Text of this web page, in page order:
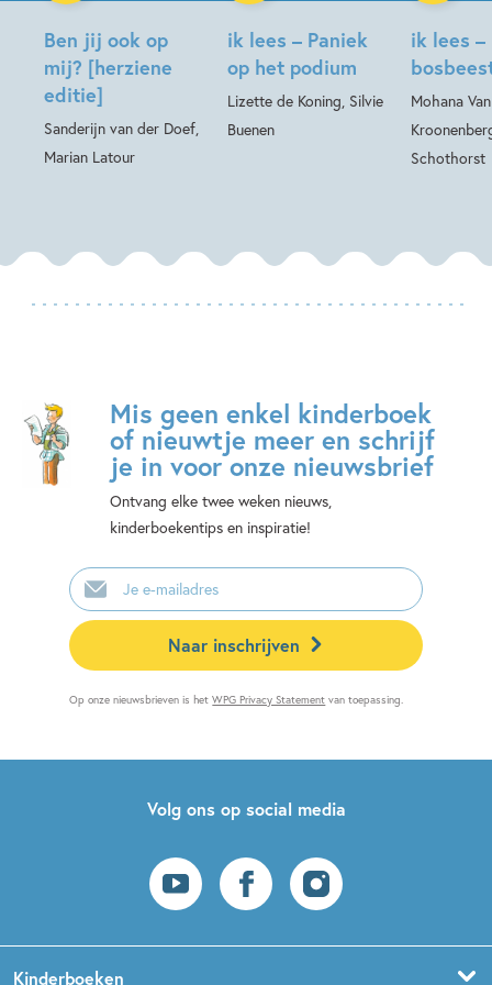
Ben jij ook op
mij? [herziene
editie]
Sanderijn van der Doef,
Marian Latour
ik lees – Paniek
op het podium
Lizette de Koning, Silvie
Buenen
ik lees –
Mohana
Schothorst
Mis geen enkel kinderboek
of nieuwtje meer en schrijf
je in voor onze nieuwsbrief
Ontvang elke twee weken nieuws,
kinderboekentips en inspiratie!
E-
mailadres
Naar inschrijven
Op onze nieuwsbrieven is hetWPG Privacy Statement van toepassing.
Volg ons op social media
Kinderboeken